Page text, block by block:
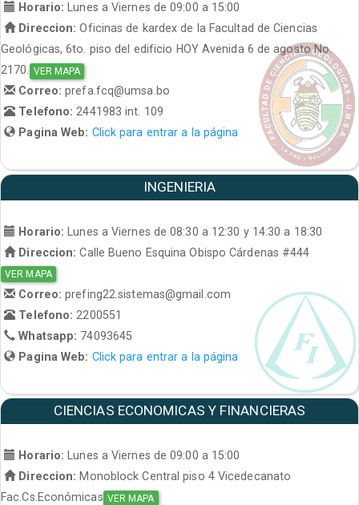
Horario: Lunes a Viernes de 09:00 a 15:00
Direccion: Oficinas de kardex de la Facultad de Ciencias
Geológicas, 6to. piso del edificio HOY Avenida 6 de agosto No.
2170. VER MAPA
Correo:prefa.fcq@umsa.bo
Telefono:2441983 int. 109
Pagina Web: Click para entrar a la página
INGENIERIA
Horario:
Lunes a Viernes de 08:30 a 12:30 y 14:30 a 18:30
Direccion: Calle Bueno Esquina Obispo Cárdenas #444
VER MAPA
Correo:prefing22.sistemas@gmail.com
Telefono: 2200551
Whatsapp: 74093645
Pagina Web: Click para entrar a la página
CIENCIAS ECONOMICAS Y FINANCIERAS
Horario: Lunes a Viernes de 09:00 a 15:00
Direccion: Monoblock Central piso 4 Vicedecanato
Fac.Cs.Económicas VER MAPA